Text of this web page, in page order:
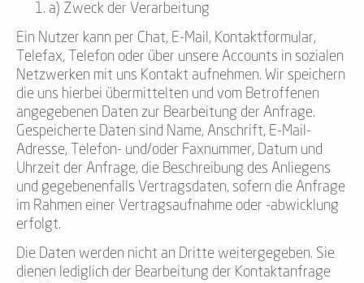
a) Zweck der Verarbeitung
Ein Nutzer kann per Chat, E-Mail, Kontaktformular,
Telefax, Telefon oder über unsere Accounts in sozialen
Netzwerken mit uns Kontakt aufnehmen. Wir speichern
die uns hierbei übermittelten und vom Betroffenen
angegebenen Daten zur Bearbeitung der Anfrage.
Gespeicherte Daten sind Name, Anschrift, E-Mail-
Adresse, Telefon- und/oder Faxnummer, Datum und
Uhrzeit der Anfrage, die Beschreibung des Anliegens
und gegebenenfalls Vertragsdaten, sofern die Anfrage
im Rahmen einer Vertragsaufnahme oder -abwicklung
erfolgt.
Die Daten werden nicht an Dritte weitergegeben. Sie
dienen lediglich der Bearbeitung der Kontaktanfrage